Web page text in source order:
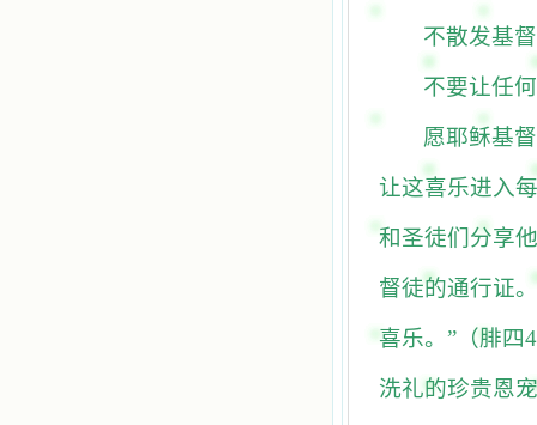
不散发基
不要让任
愿耶稣基
让这喜乐进入
和圣徒们分享
督徒的通行证
喜乐。”（腓四4
洗礼的珍贵恩